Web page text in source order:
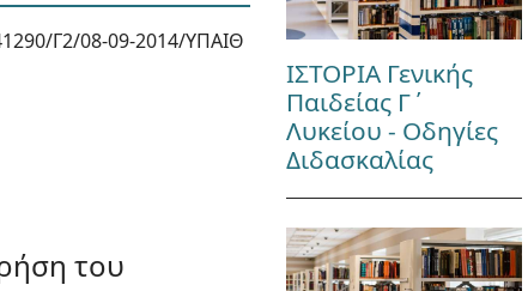
Γ2/08-09-2014/ΥΠΑΙΘ
του
ΙΣΤΟΡΙΑ Γενικής
Παιδείας Γ΄
Λυκείου - Οδηγίες
Διδασκαλίας